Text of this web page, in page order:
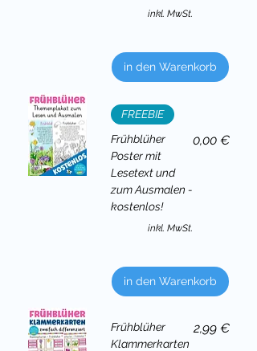
inkl. MwSt.
in den Warenkorb
FREEBIE
Frühblüher
Poster mit
Lesetext und
zum Ausmalen -
kostenlos!
Preis
0,00 €
inkl. MwSt.
in den Warenkorb
Frühblüher
Klammerkarten
Preis
2,99 €